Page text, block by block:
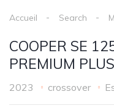
Accueil Search
COOPER SE
PREMIUM
2023 crossover